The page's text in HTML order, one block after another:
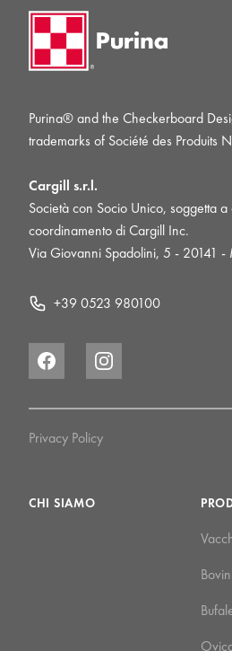
Purina® and the Checkerboard
trademarks of Société des Produits
Cargill s.r.l.
Società con Socio Unico, soggetta
coordinamento di Cargill Inc.
Via Giovanni Spadolini, 5 - 20141
+39 0523 980100
Facebook Instagram
Privacy Policy
CHI SIAMO